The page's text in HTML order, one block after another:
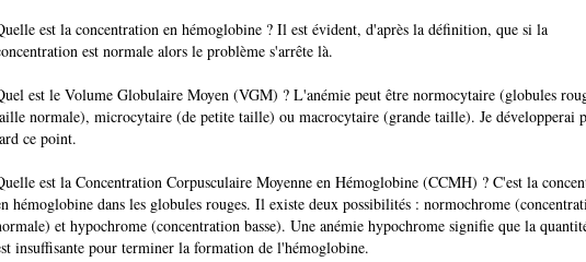
est la concentration en hémoglobine ? Il est évident, d'après la définition, que si la
est normale alors le problème s'arrête là.
est le Volume Globulaire Moyen (VGM) ? L'anémie peut être normocytaire (globules
normale), microcytaire (de petite taille) ou macrocytaire (grande taille). Je développerai
ce point.
est la Concentration Corpusculaire Moyenne en Hémoglobine (CCMH) ? C'est la
hémoglobine dans les globules rouges. Il existe deux possibilités : normochrome
et hypochrome (concentration basse). Une anémie hypochrome signifie que la
insuffisante pour terminer la formation de l'hémoglobine.